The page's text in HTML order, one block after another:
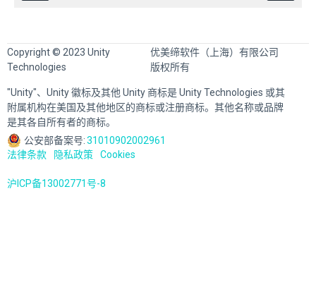
Copyright © 2023 Unity
Technologies
优美缔软件（上海）有限公司
版权所有
"Unity"、Unity 徽标及其他 Unity 商标是 Unity Technologies 或其
附属机构在美国及其他地区的商标或注册商标。其他名称或品牌
是其各自所有者的商标。
公安部备案号:31010902002961
法律条款
隐私政策 Cookies
沪ICP备13002771号-8